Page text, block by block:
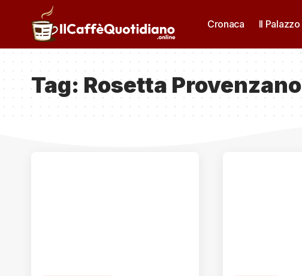
Cronaca Il Palazzo
Tag: Rosetta Provenzano